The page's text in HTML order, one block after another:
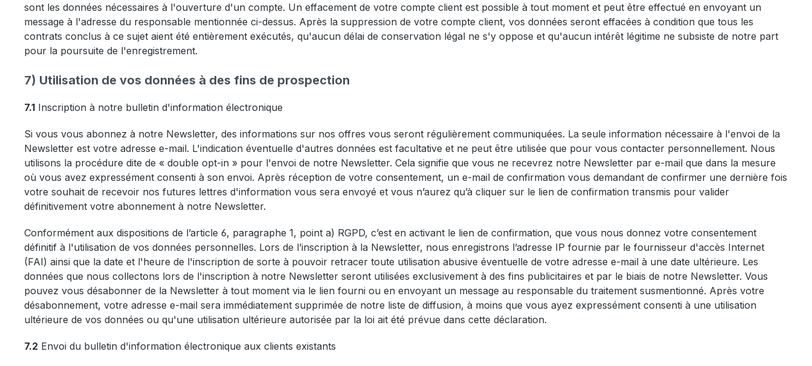
sont les données nécessaires à l'ouverture d'un compte. Un effacement de votre compte client est possible à tout moment et peut être effectué en envoyant un
message à l'adresse du responsable mentionnée ci-dessus. Après la suppression de votre compte client, vos données seront effacées à condition que tous les
contrats conclus à ce sujet aient été entièrement exécutés, qu'aucun délai de conservation légal ne s'y oppose et qu'aucun intérêt légitime ne subsiste de notre part
pour la poursuite de l'enregistrement.
7) Utilisation de vos données à des fins de prospection
7.1 Inscription à notre bulletin d'information électronique
Si vous vous abonnez à notre Newsletter, des informations sur nos offres vous seront régulièrement communiquées. La seule information nécessaire à l'envoi de la
Newsletter est votre adresse e-mail. L'indication éventuelle d'autres données est facultative et ne peut être utilisée que pour vous contacter personnellement. Nous
utilisons la procédure dite de « double opt-in » pour l'envoi de notre Newsletter. Cela signifie que vous ne recevrez notre Newsletter par e-mail que dans la mesure
où vous avez expressément consenti à son envoi. Après réception de votre consentement, un e-mail de confirmation vous demandant de confirmer une dernière fois
votre souhait de recevoir nos futures lettres d'information vous sera envoyé et vous n’aurez qu’à cliquer sur le lien de confirmation transmis pour valider
définitivement votre abonnement à notre Newsletter.
Conformément aux dispositions de l’article 6, paragraphe 1, point a) RGPD, c’est en activant le lien de confirmation, que vous nous donnez votre consentement
définitif à l'utilisation de vos données personnelles. Lors de l’inscription à la Newsletter, nous enregistrons l’adresse IP fournie par le fournisseur d'accès Internet
(FAI) ainsi que la date et l'heure de l'inscription de sorte à pouvoir retracer toute utilisation abusive éventuelle de votre adresse e-mail à une date ultérieure. Les
données que nous collectons lors de l'inscription à notre Newsletter seront utilisées exclusivement à des fins publicitaires et par le biais de notre Newsletter. Vous
pouvez vous désabonner de la Newsletter à tout moment via le lien fourni ou en envoyant un message au responsable du traitement susmentionné. Après votre
désabonnement, votre adresse e-mail sera immédiatement supprimée de notre liste de diffusion, à moins que vous ayez expressément consenti à une utilisation
ultérieure de vos données ou qu'une utilisation ultérieure autorisée par la loi ait été prévue dans cette déclaration.
7.2 Envoi du bulletin d'information électronique aux clients existants